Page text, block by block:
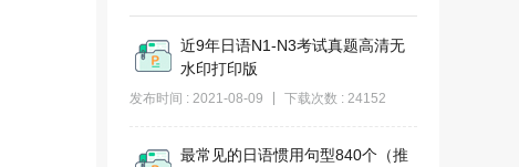
近9年日语N1-N3考试真题高清无
水印打印版
发布时间 : 2021-08-09 下载次数 : 24152
最常见的日语惯用句型840个（推